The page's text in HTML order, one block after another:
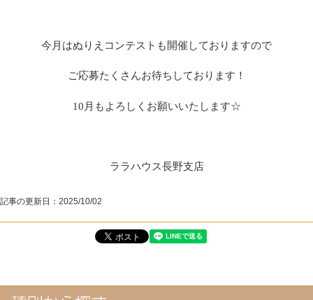
今月はぬりえコンテストも開催しておりますので
ご応募たくさんお待ちしております！
10 月もよろしくお願いいたします☆
ララハウス長野支店
記事の更新日： 2025/10/02